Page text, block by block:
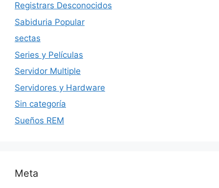
Registrars Desconocidos
Sabiduria Popular
sectas
Series y Películas
Servidor Multiple
Servidores y Hardware
Sin categoría
Sueños REM
Meta